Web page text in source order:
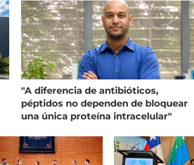
"A diferencia de antibióticos,
péptidos no dependen de bloquear
una única proteína intracelular"